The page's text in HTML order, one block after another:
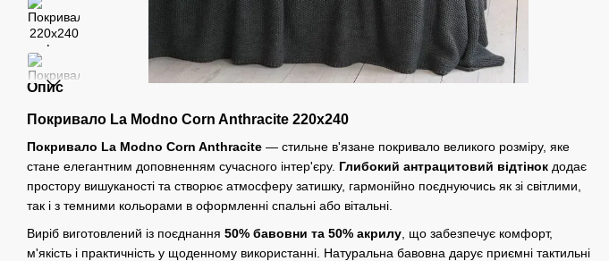
Опис
Покривало La Modno Corn Anthracite 220x240
Покривало La Modno Corn Anthracite — стильне в'язане покривало великого розміру, яке
стане елегантним доповненням сучасного інтер'єру. Глибокий антрацитовий відтінок додає
простору вишуканості та створює атмосферу затишку, гармонійно поєднуючись як зі світлими,
так і з темними кольорами в оформленні спальні або вітальні.
Виріб виготовлений із поєднання 50% бавовни та 50% акрилу , що забезпечує комфорт,
м'якість і практичність у щоденному використанні. Натуральна бавовна дарує приємні тактильні